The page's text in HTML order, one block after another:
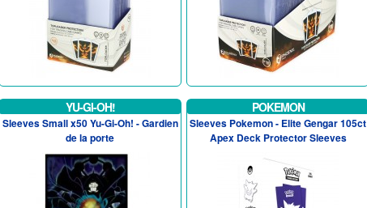
YU-GI-OH!
Sleeves Small x50 Yu-Gi-Oh! - Gardien
de la porte
POKEMON
Sleeves Pokemon - Elite Gengar 105ct
Apex Deck Protector Sleeves